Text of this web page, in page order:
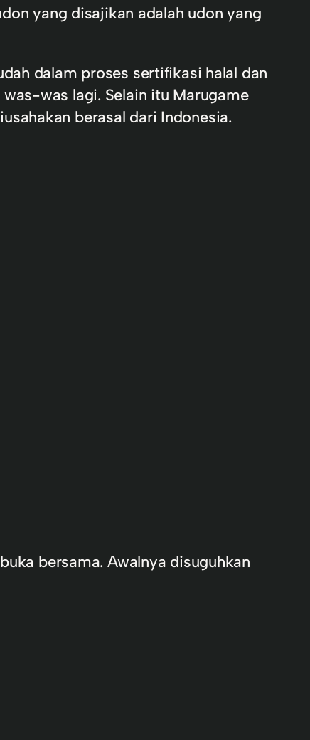
yang disajikan adalah udon yang
dalam proses sertifikasi halal dan
was lagi. Selain itu Marugame
berasal dari Indonesia.
bersama. Awalnya disuguhkan